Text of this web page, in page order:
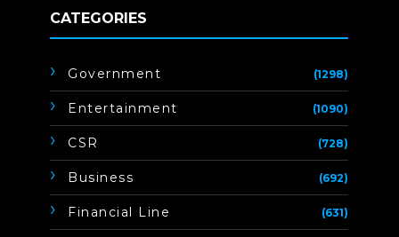
CATEGORIES
Government (1298)
Entertainment (1090)
CSR (728)
Business (692)
Financial Line (631)